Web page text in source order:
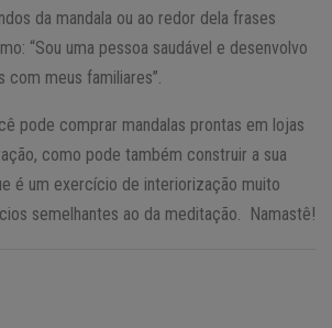
da mandala ou ao redor dela frases
“Sou uma pessoa saudável e desenvolvo
com meus familiares”.
pode comprar mandalas prontas em lojas
como pode também construir a sua
é um exercício de interiorização muito
semelhantes ao da meditação. Namastê!